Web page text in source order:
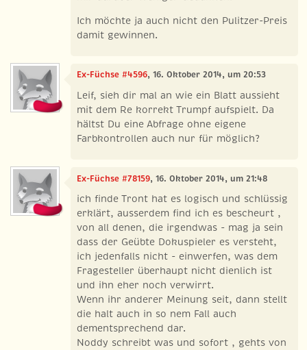
Ich möchte ja auch nicht den Pulitzer-Preis
damit gewinnen.
Ex-Füchse #4596, 16. Oktober 2014, um 20:53
Leif, sieh dir mal an wie ein Blatt aussieht
mit dem Re korrekt Trumpf aufspielt. Da
hältst Du eine Abfrage ohne eigene
Farbkontrollen auch nur für möglich?
Ex-Füchse #78159, 16. Oktober 2014, um 21:48
ich finde Tront hat es logisch und schlüssig
erklärt, ausserdem find ich es bescheurt ,
von all denen, die irgendwas - mag ja sein
dass der Geübte Dokuspieler es versteht,
ich jedenfalls nicht - einwerfen, was dem
Fragesteller überhaupt nicht dienlich ist
und ihn eher noch verwirrt.
Wenn ihr anderer Meinung seit, dann stellt
die halt auch in so nem Fall auch
dementsprechend dar.
Noddy schreibt was und sofort , gehts von